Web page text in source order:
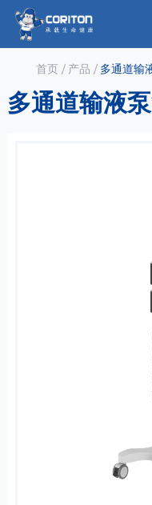
首页/ 产品 / 多通道输
多通道输液